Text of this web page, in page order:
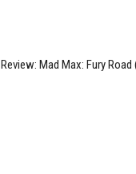
Review: Mad Max: Fury Road